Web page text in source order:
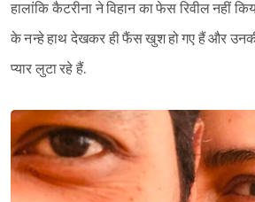
हालांकि कैटरीना ने विहान का फेस रिवील नहीं
के नन्हे हाथ देखकर ही फैंस खुश हो गए हैं और
प्यार लुटा रहे हैं.